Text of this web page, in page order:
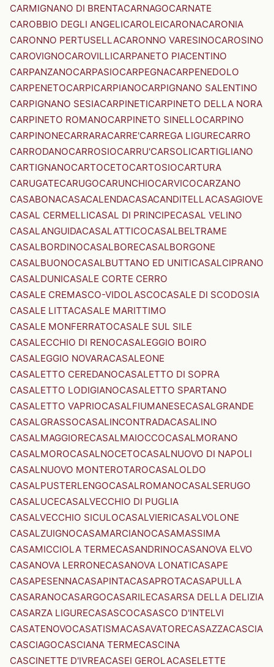
CARMIGNANO DI BRENTACARNAGOCARNATE
CAROBBIO DEGLI ANGELICAROLEICARONACARONIA
CARONNO PERTUSELLACARONNO VARESINOCAROSINO
CAROVIGNOCAROVILLICARPANETO PIACENTINO
CARPANZANOCARPASIOCARPEGNACARPENEDOLO
CARPENETOCARPICARPIANOCARPIGNANO SALENTINO
CARPIGNANO SESIACARPINETICARPINETO DELLA NORA
CARPINETO ROMANOCARPINETO SINELLOCARPINO
CARPINONECARRARACARRE'CARREGA LIGURECARRO
CARRODANOCARROSIOCARRU'CARSOLICARTIGLIANO
CARTIGNANOCARTOCETOCARTOSIOCARTURA
CARUGATECARUGOCARUNCHIOCARVICOCARZANO
CASABONACASACALENDACASACANDITELLACASAGIOVE
CASAL CERMELLICASAL DI PRINCIPECASAL VELINO
CASALANGUIDACASALATTICOCASALBELTRAME
CASALBORDINOCASALBORECASALBORGONE
CASALBUONOCASALBUTTANO ED UNITICASALCIPRANO
CASALDUNICASALE CORTE CERRO
CASALE CREMASCO-VIDOLASCOCASALE DI SCODOSIA
CASALE LITTACASALE MARITTIMO
CASALE MONFERRATOCASALE SUL SILE
CASALECCHIO DI RENOCASALEGGIO BOIRO
CASALEGGIO NOVARACASALEONE
CASALETTO CEREDANOCASALETTO DI SOPRA
CASALETTO LODIGIANOCASALETTO SPARTANO
CASALETTO VAPRIOCASALFIUMANESECASALGRANDE
CASALGRASSOCASALINCONTRADACASALINO
CASALMAGGIORECASALMAIOCCOCASALMORANO
CASALMOROCASALNOCETOCASALNUOVO DI NAPOLI
CASALNUOVO MONTEROTAROCASALOLDO
CASALPUSTERLENGOCASALROMANOCASALSERUGO
CASALUCECASALVECCHIO DI PUGLIA
CASALVECCHIO SICULOCASALVIERICASALVOLONE
CASALZUIGNOCASAMARCIANOCASAMASSIMA
CASAMICCIOLA TERMECASANDRINOCASANOVA ELVO
CASANOVA LERRONECASANOVA LONATICASAPE
CASAPESENNACASAPINTACASAPROTACASAPULLA
CASARANOCASARGOCASARILECASARSA DELLA DELIZIA
CASARZA LIGURECASASCOCASASCO D'INTELVI
CASATENOVOCASATISMACASAVATORECASAZZACASCIA
CASCIAGOCASCIANA TERMECASCINA
CASCINETTE D'IVREACASEI GEROLACASELETTE